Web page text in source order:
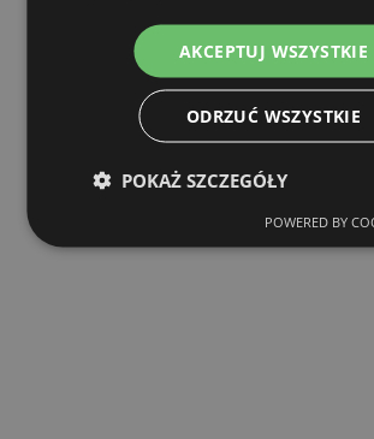
AKCEPTUJ WSZYSTKIE
ODRZUĆ WSZYSTKIE
POKAŻ SZCZEGÓŁY
POWERED BY